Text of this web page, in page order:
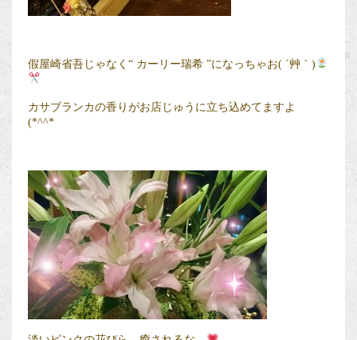
假屋崎省吾じゃなく“ カーリー瑞希 ”になっちゃお( ´艸｀)
カサブランカの香りがお店じゅうに立ち込めてますよ
(*^^*ゞ